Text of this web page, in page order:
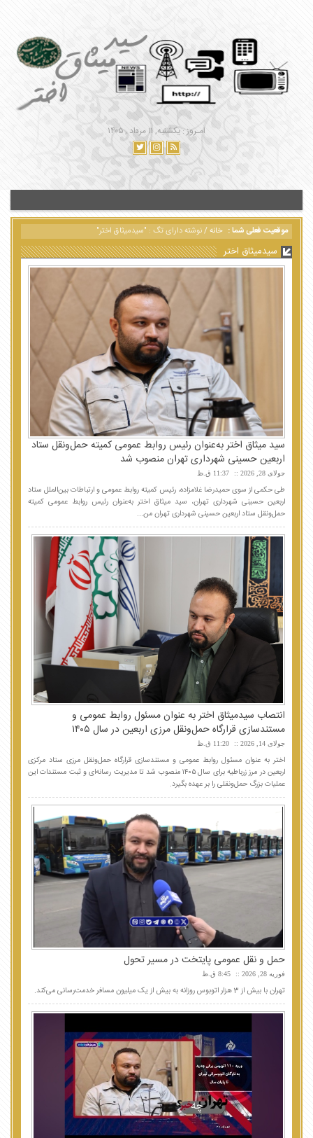
امـروز : یکشنبه, ۱۱ مرداد , ۱۴۰۵
موقعیت فعلی شما : خانه/نوشته دارای تگ : "سیدمیثاق اختر"
سیدمیثاق اختر
سید میثاق اختر به‌عنوان رئیس روابط عمومی کمیته حمل‌ونقل ستاد
اربعین حسینی شهرداری تهران منصوب شد
جولای 28, 2026 11:37 ق.ظ
طی حکمی از سوی حمیدرضا غلامزاده، رئیس کمیته روابط عمومی و ارتباطات بین‌الملل ستاد
اربعین حسینی شهرداری تهران، سید میثاق اختر به‌عنوان رئیس روابط عمومی کمیته
حمل‌ونقل ستاد اربعین حسینی شهرداری تهران من...
انتصاب سیدمیثاق اختر به عنوان مسئول روابط عمومی و
مستندسازی قرارگاه حمل‌ونقل مرزی اربعین در سال ۱۴۰۵
جولای 14, 2026 11:20 ق.ظ
اختر به عنوان مسئول روابط عمومی و مستندسازی قرارگاه حمل‌ونقل مرزی ستاد مرکزی
اربعین در مرز زرباطیه برای سال ۱۴۰۵ منصوب شد تا مدیریت رسانه‌ای و ثبت مستندات این
عملیات بزرگ حمل‌ونقلی را بر عهده بگیرد.
حمل و نقل عمومی پایتخت در مسیر تحول
فوریه 28, 2026 8:45 ق.ظ
تهران با بیش از 3 هزار اتوبوس روزانه به بیش از یک میلیون مسافر خدمت‌رسانی می‌کند.